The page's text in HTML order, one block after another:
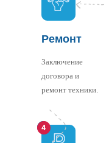
Ремонт
Заключение
договора и
ремонт техники.